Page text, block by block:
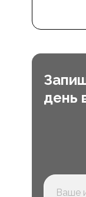
день